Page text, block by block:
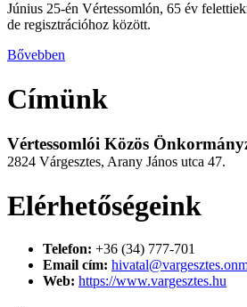
Június 25-én Vértessomlón, 65 év
de regisztrációhoz között.
Bővebben
Címünk
Vértessomlói Közös
2824 Várgesztes, Arany János utca 47.
Elérhetőségeink
Telefon: +36 (34) 777-701
Email cím:
Web: https://www.vargesztes.hu